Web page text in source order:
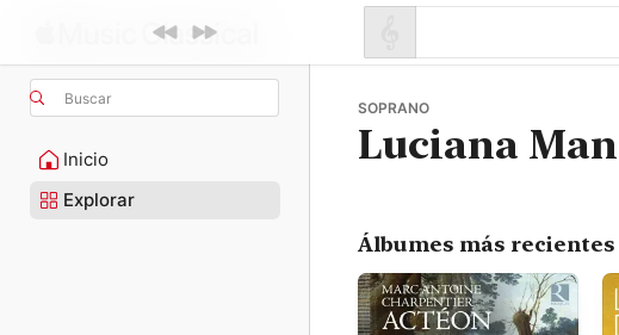
Buscar
Inicio
Explorar
SOPRANO
Luciana
Álbumes más recientes